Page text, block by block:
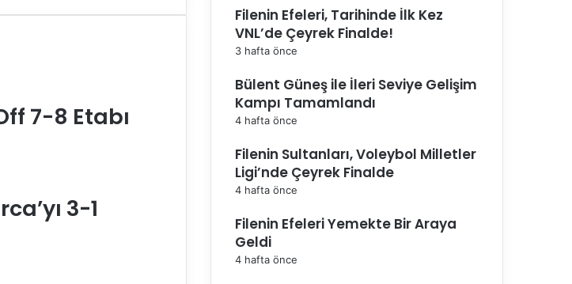
7-8 Etabı
3-1
Filenin Efeleri, Tarihinde İlk Kez
VNL’de Çeyrek Finalde!
3 hafta önce
Bülent Güneş ile İleri Seviye Gelişim
Kampı Tamamlandı
4 hafta önce
Filenin Sultanları, Voleybol Milletler
Ligi’nde Çeyrek Finalde
4 hafta önce
Filenin Efeleri Yemekte Bir Araya
Geldi
4 hafta önce